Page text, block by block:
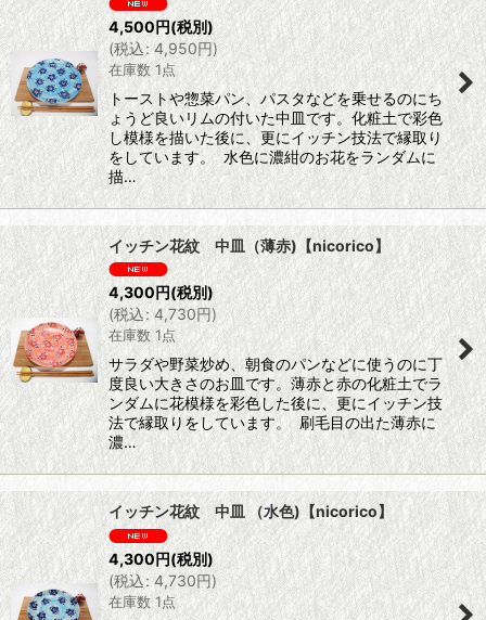
4,500円(税別)
(税込: 4,950円)
在庫数 1点
トーストや惣菜パン、パスタなどを乗せるのにち
ょうど良いリムの付いた中皿です。化粧土で彩色
し模様を描いた後に、更にイッチン技法で縁取り
をしています。 水色に濃紺のお花をランダムに
描…
イッチン花紋 中皿（薄赤)【nicorico】
4,300円(税別)
(税込: 4,730円)
在庫数 1点
サラダや野菜炒め、朝食のパンなどに使うのに丁
度良い大きさのお皿です。薄赤と赤の化粧土でラ
ンダムに花模様を彩色した後に、更にイッチン技
法で縁取りをしています。 刷毛目の出た薄赤に
濃…
イッチン花紋 中皿 （水色)【nicorico】
4,300円(税別)
(税込: 4,730円)
在庫数 1点